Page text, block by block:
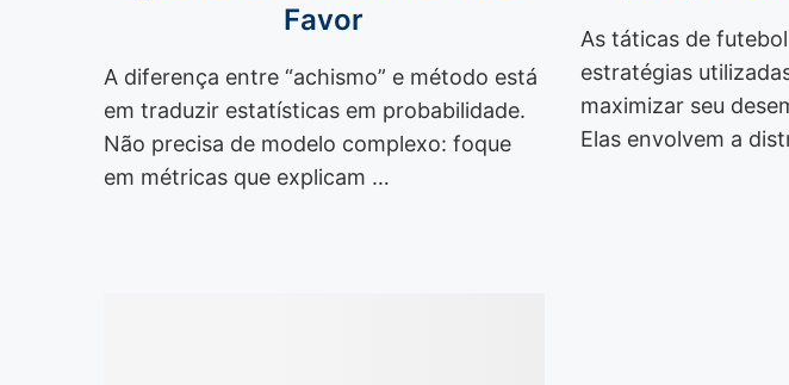
Favor
A diferença entre “achismo” e método está
em traduzir estatísticas em probabilidade.
Não precisa de modelo complexo: foque
em métricas que explicam …
As táticas de
estratégias
maximizar seu
Elas envolvem a